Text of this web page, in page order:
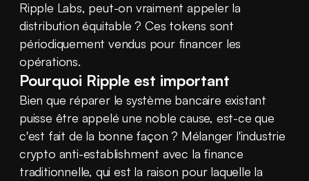
Ripple Labs, peut-on vraiment appeler la
distribution équitable ? Ces tokens sont
périodiquement vendus pour financer les
opérations.
Pourquoi Ripple est important
Bien que réparer le système bancaire existant
puisse être appelé une noble cause, est-ce que
c'est fait de la bonne façon ? Mélanger l'industrie
crypto anti-establishment avec la finance
traditionnelle, qui est la raison pour laquelle la